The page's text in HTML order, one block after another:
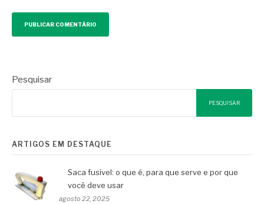
Pesquisar
PESQUISAR
ARTIGOS EM DESTAQUE
Saca fusível: o que é, para que serve e por que
você deve usar
agosto 22, 2025